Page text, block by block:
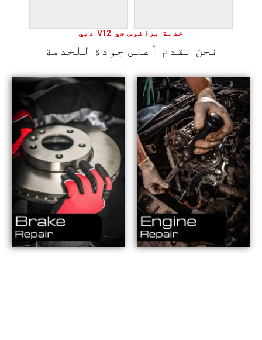
خدمة برافوس جي V12 دبي
نحن نقدم أعلى جودة للخدمة